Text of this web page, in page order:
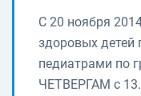
С 20 ноября
здоровых детей
педиатрами по
ЧЕТВЕРГАМ с